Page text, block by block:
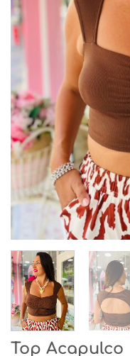
Top Acapulco